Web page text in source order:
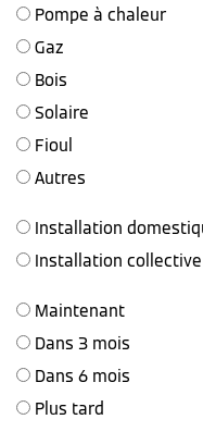
Pompe à chaleur
Gaz
Bois
Solaire
Fioul
Autres
Installation
Installation collective
Maintenant
Dans 3 mois
Dans 6 mois
Plus tard